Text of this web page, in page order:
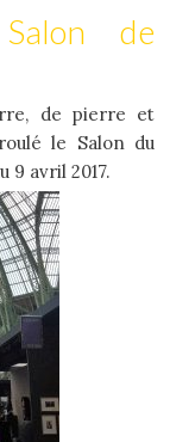
de
de pierre et
le Salon du
9 avril 2017.